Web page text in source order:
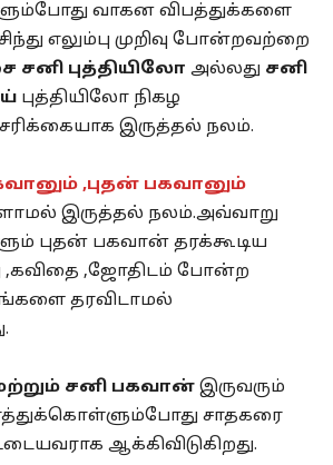
வாகன விபத்துக்களை
எலும்பு முறிவு போன்றவற்றை
சனி புத்தியிலோ அல்லது சனி
புத்தியிலோ நிகழ
இருத்தல் நலம்.
,புதன் பகவானும்
இருத்தல் நலம்.அவ்வாறு
புதன் பகவான் தரக்கூடிய
,கவிதை ,ஜோதிடம் போன்ற
தரவிடாமல்
சனி பகவான் இருவரும்
சாதகரை
ஆக்கிவிடுகிறது.